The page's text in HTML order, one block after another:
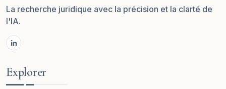
La recherche juridique avec la précision et la clarté de
l'IA.
Explorer